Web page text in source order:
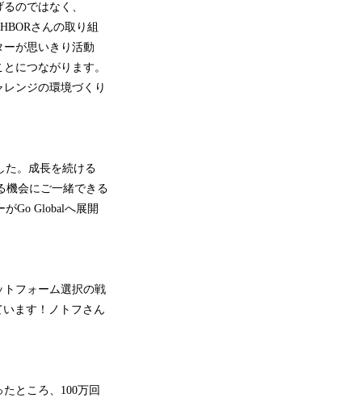
のではなく、
さんの取り組
が思いきり活動
につながります。
ンジの環境づくり
た。成長を続ける
機会にご一緒できる
Go Globalへ展開
フォーム選択の戦
ます！ノトフさん
ところ、100万回